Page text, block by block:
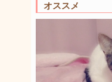
オススメ